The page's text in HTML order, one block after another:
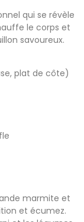
qui se révèle
le corps et
savoureux.
plat de côte)
marmite et
et écumez.